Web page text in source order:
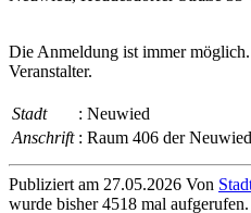
Die Anmeldung ist immer
Veranstalter.
Stadt
: Neuwied
Anschrift : Raum 406 der
Publiziert am 27.05.2026 Von
wurde bisher 4518 mal aufgerufen.